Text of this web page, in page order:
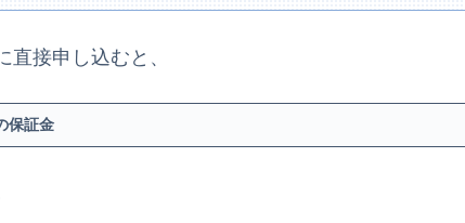
接申し込むと、
保証金